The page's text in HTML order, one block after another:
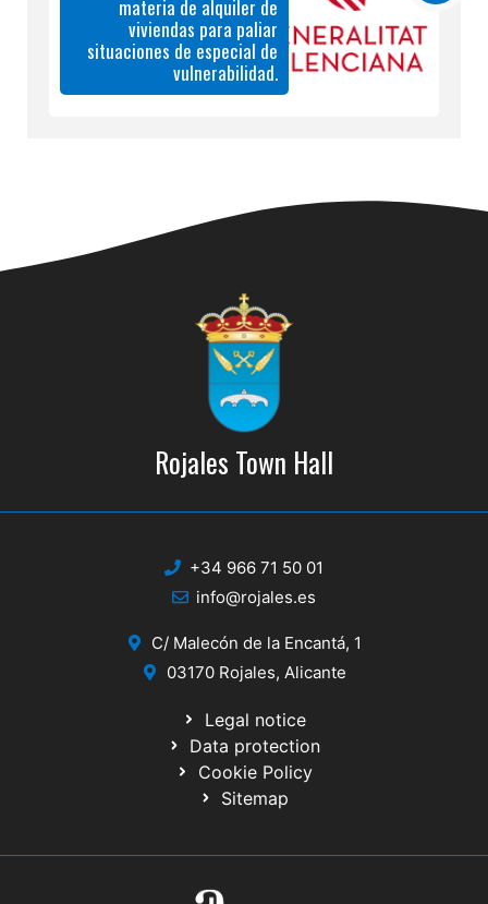
materia de alquiler de
viviendas para paliar
situaciones de especial de
vulnerabilidad.
Rojales Town Hall
+34 966 71 50 01
info@rojales.es
C/ Malecón de la Encantá, 1
03170 Rojales, Alicante
Legal notice
Data protection
Cookie Policy
Sitemap